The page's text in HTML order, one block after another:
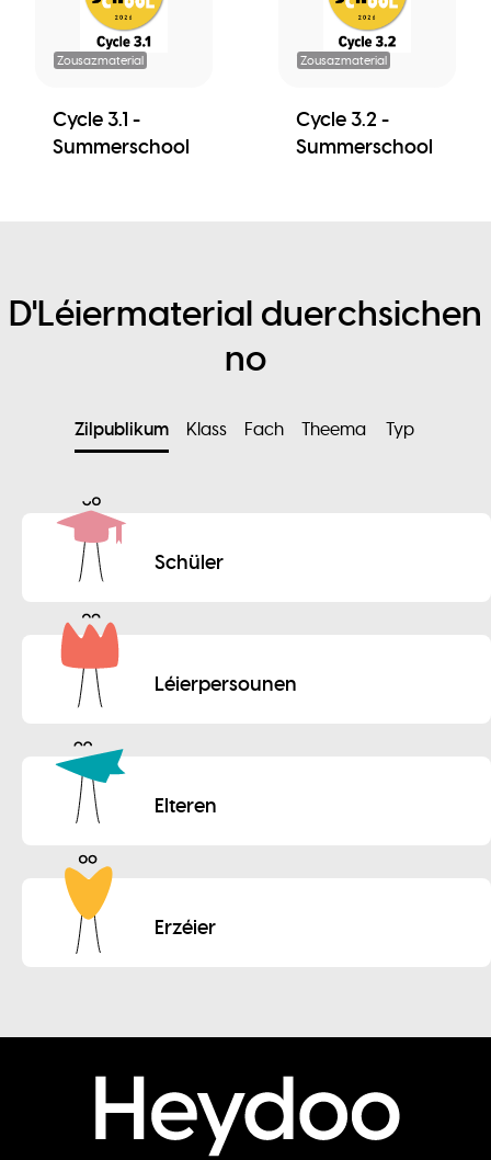
Zousazmaterial
Cycle 3.1 -
Summerschool
Zousazmaterial
Cycle 3.2 -
Summerschool
D'Léiermaterial duerchsichen
no
Zilpublikum Klass Fach Theema Typ
Schüler
Léierpersounen
Elteren
Erzéier